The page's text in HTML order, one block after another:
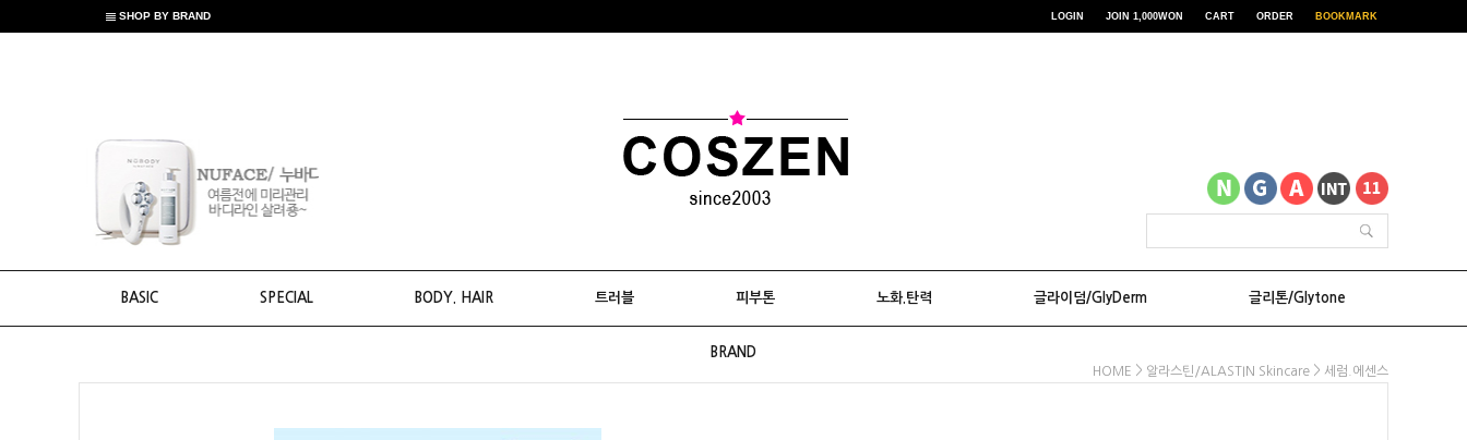
SHOP BY BRAND LOGIN JOIN 1,000WON CART ORDER BOOKMARK
BASIC SPECIAL BODY. HAIR 트러블 피부톤 노화.탄력 글라이덤/GlyDerm 글리톤/Glytone
BRAND
HOME > 알라스틴/ALASTIN Skincare > 세럼.에센스